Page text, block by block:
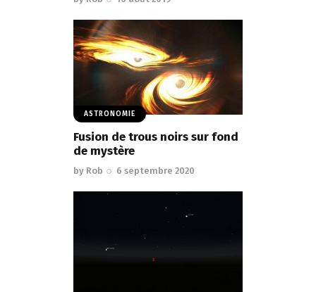
ASTRONOMIE
Fusion de trous noirs sur fond
de mystère
by Rob 6 septembre 2020